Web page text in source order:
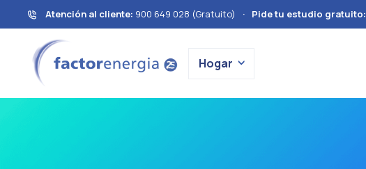
Atención al cliente: 900 649 028 (Gratuito) · Pide tu estudio gratuito:
Hogar